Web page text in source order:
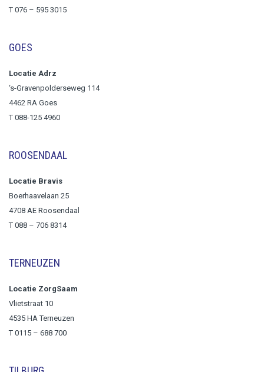
T 076 – 595 3015
GOES
Locatie Adrz
‘s-Gravenpolderseweg 114
4462 RA Goes
T 088-125 4960
ROOSENDAAL
Locatie Bravis
Boerhaavelaan 25
4708 AE Roosendaal
T 088 – 706 8314
TERNEUZEN
Locatie ZorgSaam
Vlietstraat 10
4535 HA Terneuzen
T 0115 – 688 700